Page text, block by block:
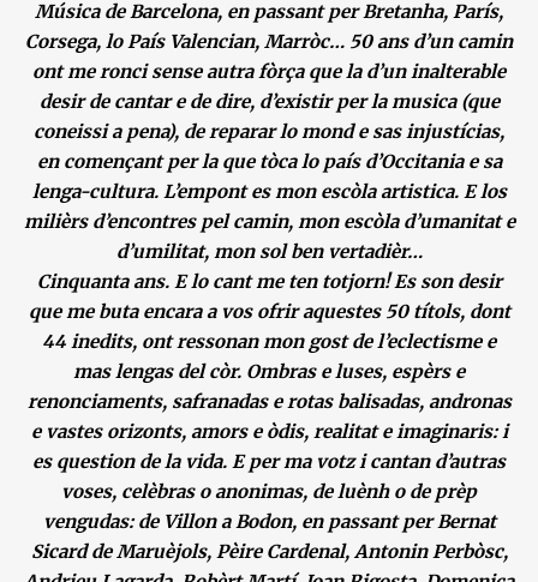
Música de Barcelona, en passant per Bretanha, París,
Corsega, lo País Valencian, Marròc… 50 ans d’un camin
ont me ronci sense autra fòrça que la d’un inalterable
desir de cantar e de dire, d’existir per la musica (que
coneissi a pena), de reparar lo mond e sas injustícias,
en començant per la que tòca lo país d’Occitania e sa
lenga-cultura. L’empont es mon escòla artistica. E los
milièrs d’encontres pel camin, mon escòla d’umanitat e
d’umilitat, mon sol ben vertadièr…
Cinquanta ans. E lo cant me ten totjorn! Es son desir
que me buta encara a vos ofrir aquestes 50 títols, dont
44 inedits, ont ressonan mon gost de l’eclectisme e
mas lengas del còr. Ombras e luses, espèrs e
renonciaments, safranadas e rotas balisadas, andronas
e vastes orizonts, amors e òdis, realitat e imaginaris: i
es question de la vida. E per ma votz i cantan d’autras
voses, celèbras o anonimas, de luènh o de prèp
vengudas: de Villon a Bodon, en passant per Bernat
Sicard de Maruèjols, Pèire Cardenal, Antonin Perbòsc,